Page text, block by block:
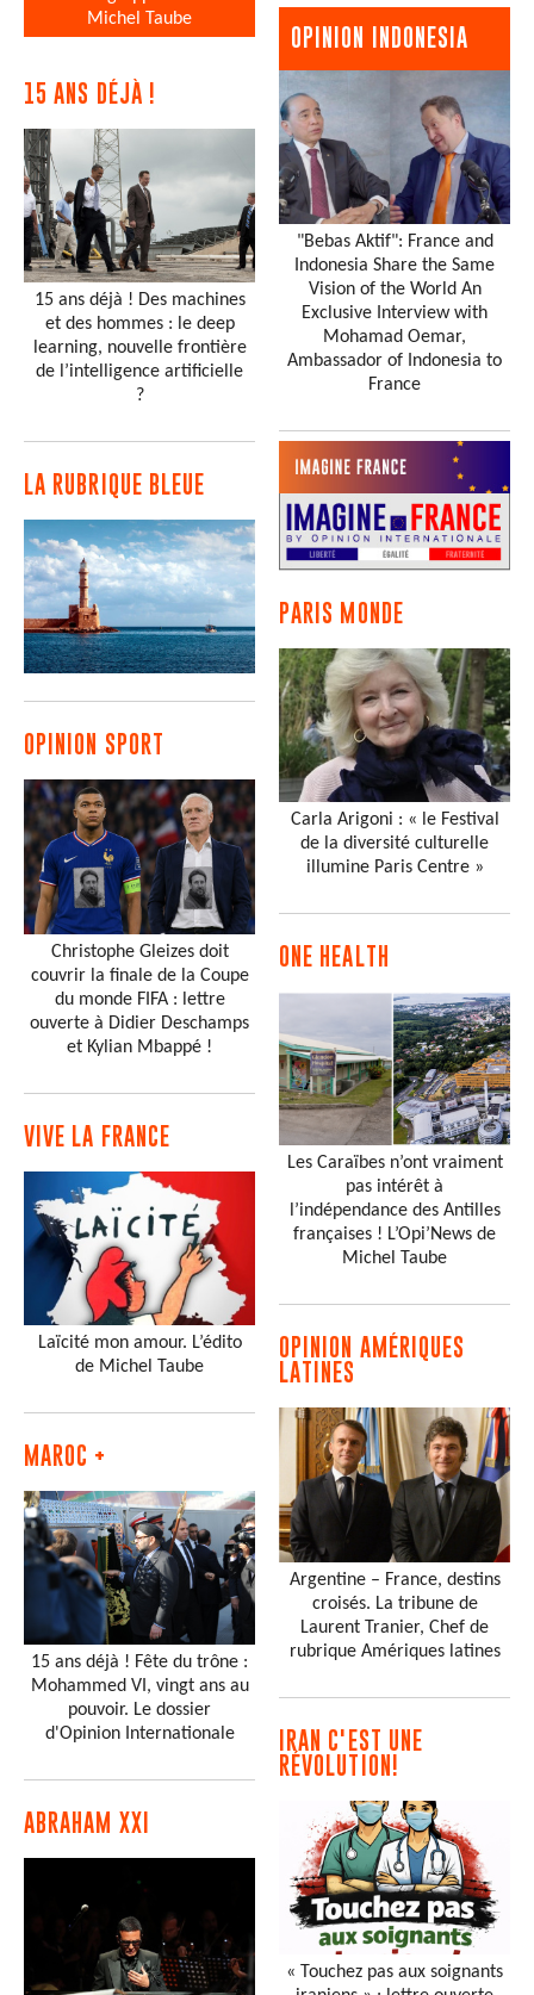
Michel Taube
15 ANS DÉJÀ !
15 ans déjà ! Des machines
et des hommes : le deep
learning, nouvelle frontière
de l’intelligence artificielle
?
LA RUBRIQUE BLEUE
OPINION SPORT
Christophe Gleizes doit
couvrir la finale de la Coupe
du monde FIFA : lettre
ouverte à Didier Deschamps
et Kylian Mbappé !
VIVE LA FRANCE
Laïcité mon amour. L’édito
de Michel Taube
MAROC +
15 ans déjà ! Fête du trône :
Mohammed VI, vingt ans au
pouvoir. Le dossier
d'Opinion Internationale
ABRAHAM XXI
OPINION INDONESIA
"Bebas Aktif": France and
Indonesia Share the Same
Vision of the World An
Exclusive Interview with
Mohamad Oemar,
Ambassador of Indonesia to
France
PARIS MONDE
Carla Arigoni : « le Festival
de la diversité culturelle
illumine Paris Centre »
ONE HEALTH
Les Caraïbes n’ont vraiment
pas intérêt à
l’indépendance des Antilles
françaises ! L’Opi’News de
Michel Taube
OPINION AMÉRIQUES
LATINES
Argentine – France, destins
croisés. La tribune de
Laurent Tranier, Chef de
rubrique Amériques latines
IRAN C'EST UNE
RÉVOLUTION!
« Touchez pas aux soignants